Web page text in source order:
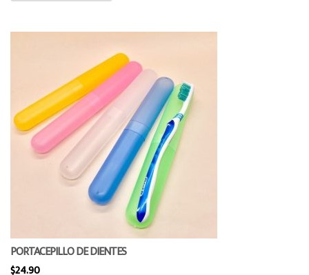
PORTACEPILLO DE DIENTES
$24.90